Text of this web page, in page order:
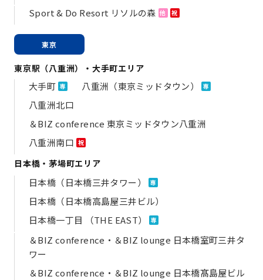
Sport & Do Resort リソルの森 他 祝
東京
東京駅（八重洲）・大手町エリア
大手町 専 八重洲（東京ミッドタウン） 専
八重洲北口
＆BIZ conference 東京ミッドタウン八重洲
八重洲南口 祝
日本橋・茅場町エリア
日本橋（日本橋三井タワー） 専
日本橋（日本橋高島屋三井ビル）
日本橋一丁目 （THE EAST）
専
＆BIZ conference・＆BIZ lounge 日本橋室町三井タ
ワー
＆BIZ conference・＆BIZ lounge 日本橋髙島屋ビル